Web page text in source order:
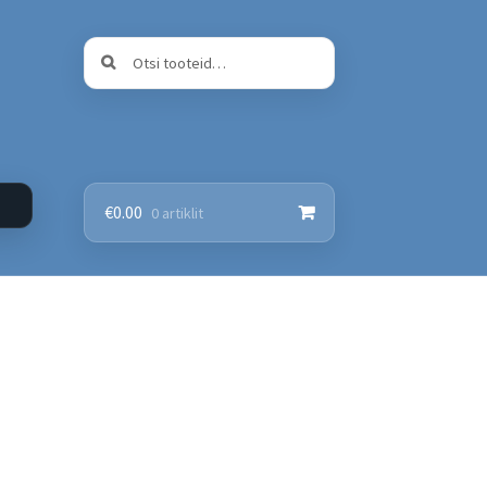
Otsi:
Otsi
€0.00 0 artiklit